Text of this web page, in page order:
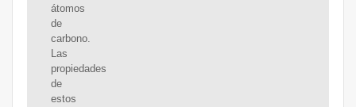
átomos
de
carbono.
Las
propiedades
de
estos